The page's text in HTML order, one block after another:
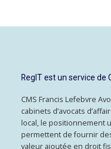
RegIT est un service de
CMS Francis Lefebvre
cabinets d’avocats
local, le positionnement
permettent de fournir
valeur ajoutée en droit